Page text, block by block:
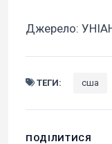
Джерело:
ТЕГИ: сша
ПОДІЛИТИСЯ